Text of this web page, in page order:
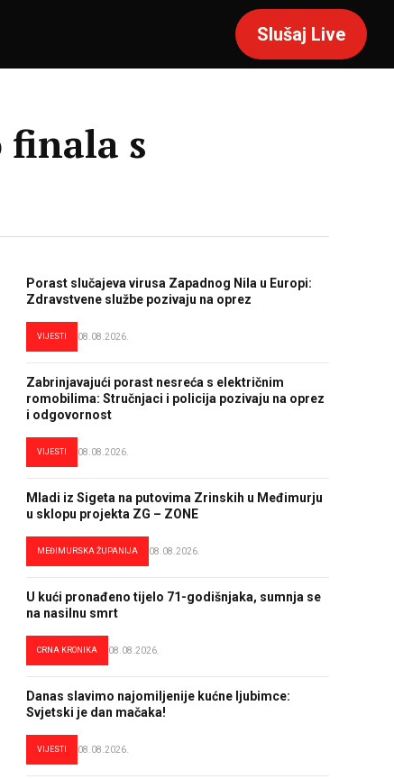
Slušaj Live
finala s
Porast slučajeva virusa Zapadnog Nila u Europi:
Zdravstvene službe pozivaju na oprez
VIJESTI 08.08.2026.
Zabrinjavajući porast nesreća s električnim
romobilima: Stručnjaci i policija pozivaju na oprez
i odgovornost
VIJESTI 08.08.2026.
Mladi iz Sigeta na putovima Zrinskih u Međimurju
u sklopu projekta ZG – ZONE
MEĐIMURSKA ŽUPANIJA 08.08.2026.
U kući pronađeno tijelo 71-godišnjaka, sumnja se
na nasilnu smrt
CRNA KRONIKA 08.08.2026.
Danas slavimo najomiljenije kućne ljubimce:
Svjetski je dan mačaka!
VIJESTI 08.08.2026.